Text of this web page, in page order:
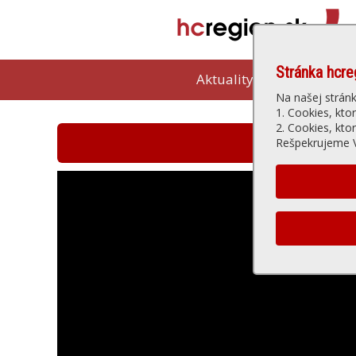
Aktuality Kam
Stránka
Na našej
1. Cookies,
2. Cookies,
Rešpekrujeme